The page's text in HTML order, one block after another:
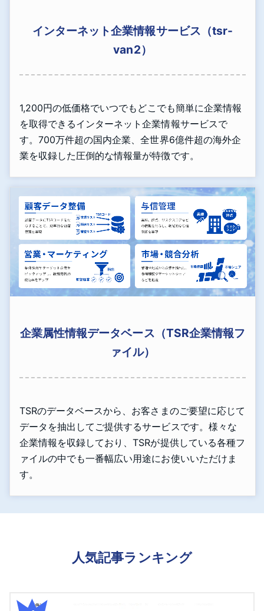
インターネット企業情報サービス（tsr-
van2）
1,200円の低価格でいつでもどこでも簡単に企業情報
を取得できるインターネット企業情報サービスで
す。700万件超の国内企業、全世界6億件超の海外企
業を収録した圧倒的な情報量が特徴です。
企業属性情報データベース（TSR企業情報フ
ァイル）
TSRのデータベースから、お客さまのご要望に応じて
データを抽出してご提供するサービスです。様々な
企業情報を収録しており、TSRが提供している各種フ
ァイルの中でも一番幅広い用途にお使いいただけま
す。
人気記事ランキング